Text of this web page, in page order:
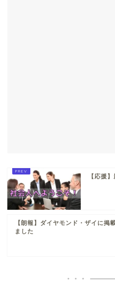
【応援
【朗報】ダイヤモンド・ザイに掲
ました